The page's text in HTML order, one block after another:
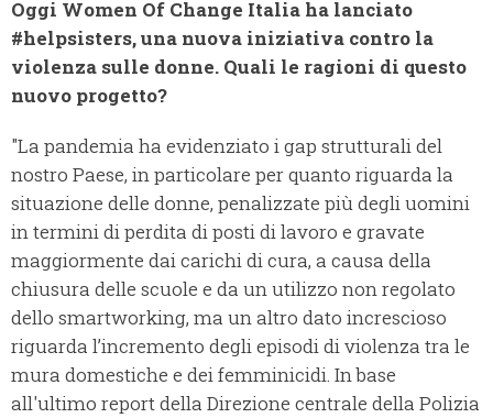
Oggi Women Of Change Italia ha lanciato
#helpsisters, una nuova iniziativa contro la
violenza sulle donne. Quali le ragioni di questo
nuovo progetto?
"La pandemia ha evidenziato i gap strutturali del
nostro Paese, in particolare per quanto riguarda la
situazione delle donne, penalizzate più degli uomini
in termini di perdita di posti di lavoro e gravate
maggiormente dai carichi di cura, a causa della
chiusura delle scuole e da un utilizzo non regolato
dello smartworking, ma un altro dato increscioso
riguarda l’incremento degli episodi di violenza tra le
mura domestiche e dei femminicidi. In base
all'ultimo report della Direzione centrale della Polizia